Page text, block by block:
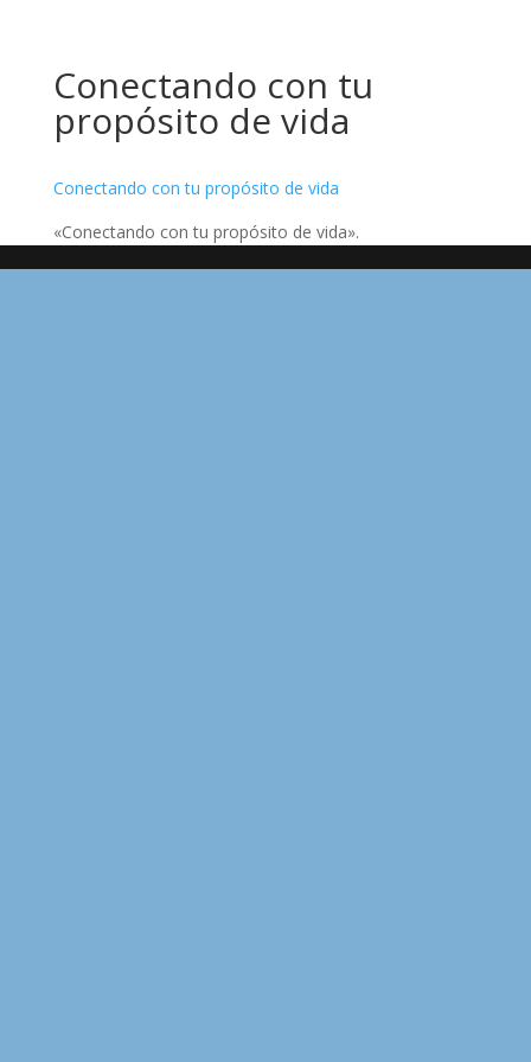
Conectando con tu
propósito de vida
Conectando con tu propósito de vida
«Conectando con tu propósito de vida».